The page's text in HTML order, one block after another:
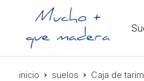
inicio suelos Caja de